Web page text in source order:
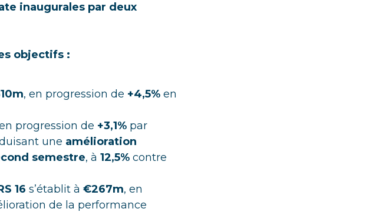
inaugurales par deux
objectifs :
, en progression de +4,5%en
progression de +3,1% par
une amélioration
semestre, à 12,5% contre
16 s’établit à €267m, en
de la performance